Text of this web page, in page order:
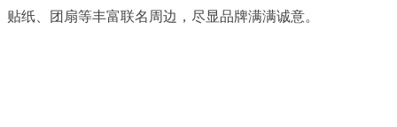
贴纸、团扇等丰富联名周边，尽显品牌满满诚意。